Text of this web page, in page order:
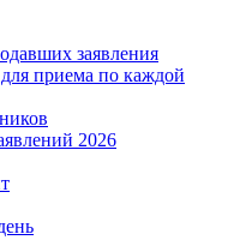
заявления
приема по каждой
2026